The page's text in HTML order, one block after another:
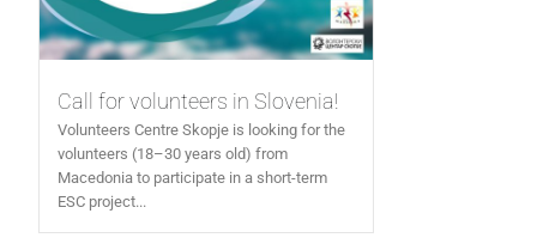
Call for volunteers in Slovenia!
Volunteers Centre Skopje is looking for the
volunteers (18–30 years old) from
Macedonia to participate in a short-term
ESC project...